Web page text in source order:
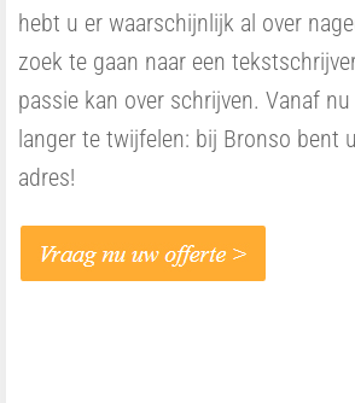
hebt u er waarschijnlijk al over
zoek te gaan naar een
passie kan over schrijven. Vanaf
langer te twijfelen: bij Bronso bent
adres!